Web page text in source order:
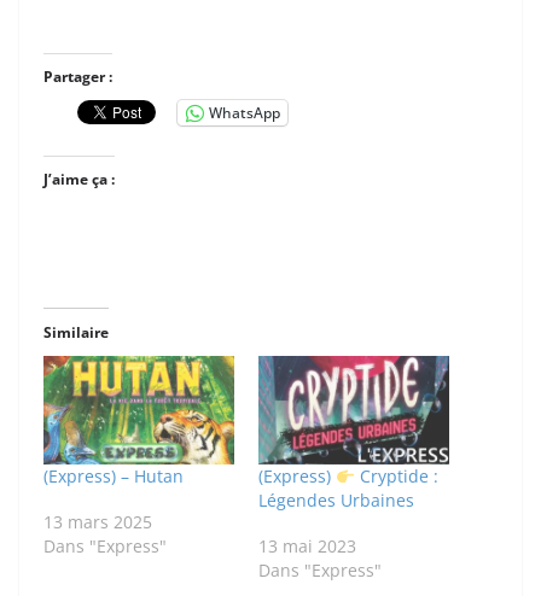
Partager :
WhatsApp
J’aime ça :
Similaire
(Express) – Hutan
13 mars 2025
Dans "Express"
(Express)
Cryptide :
Légendes Urbaines
13 mai 2023
Dans "Express"